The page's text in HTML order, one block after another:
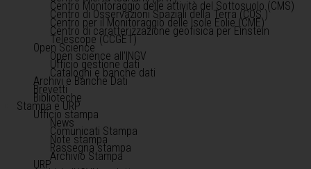
Centro Monitoraggio delle attività del Sottosuolo (CMS)
Centro di Osservazioni Spaziali della Terra (COS )
Centro per il Monitoraggio delle Isole Eolie (CME)
Centro di caratterizzazione geofisica per Einstein
Telescope (CCGET)
Open Science
Open science all'INGV
Ufficio gestione dati
Cataloghi e banche dati
Archivi e Banche Dati
Brevetti
Biblioteche
Stampa e URP
Ufficio stampa
News
Comunicati Stampa
Note stampa
Rassegna stampa
Archivio Stampa
URP